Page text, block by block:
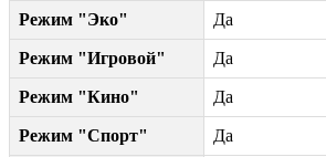
Режим "Эко" Да
Режим "Игровой" Да
Режим "Кино" Да
Режим "Спорт" Да